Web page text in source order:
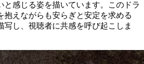
と感じる姿を描いています。このドラ
抱えながらも安らぎと安定を求める
写し、視聴者に共感を呼び起こしま